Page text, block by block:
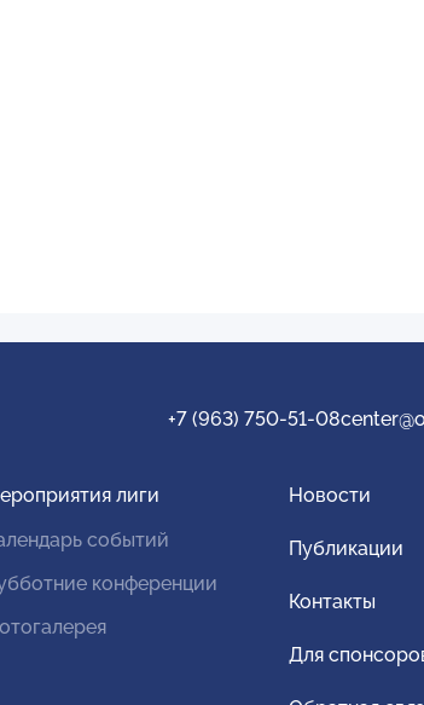
+7 (963) 750-51-08
лиги
событий
конференции
Новости
Публикации
Контакты
Для